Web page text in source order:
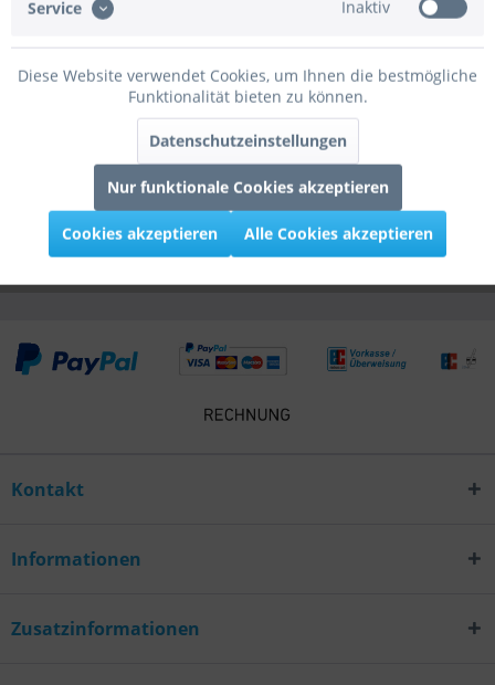
schmal sie auch sind, Kerzen sind...
Bewertungen
Bewertungen lesen, schreiben und diskutieren...
Infos zum Hersteller
Folgende Infos zum Hersteller sind verfübar......mehr
Kunden kauften auch
Kontakt
Informationen
Zusatzinformationen
Service Inaktiv
Diese Website verwendet Cookies, um Ihnen die bestmögliche
Funktionalität bieten zu können.
Datenschutzeinstellungen
Nur funktionale Cookies akzeptieren
Cookies akzeptieren Alle Cookies akzeptieren